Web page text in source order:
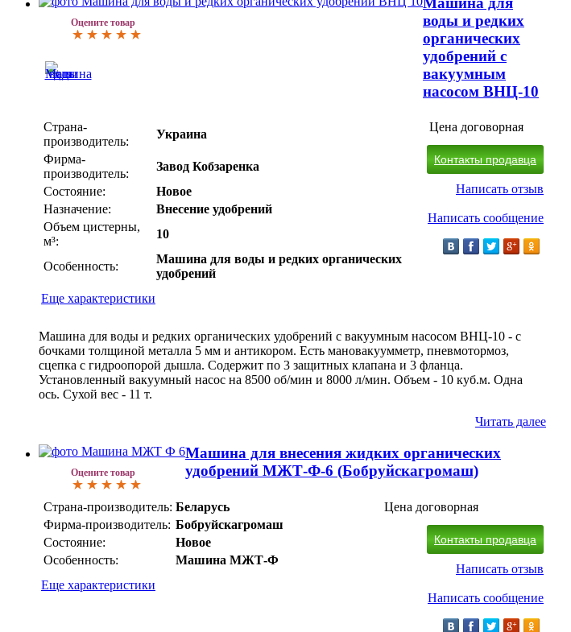
Оцените товар
воды и редких
органических
удобрений с
вакуумным
насосом ВНЦ-10
Страна-
производитель:
Украина
Фирма-
производитель:
Завод Кобзаренка
Состояние:
Новое
Назначение:
Внесение удобрений
Объем цистерны,
м³:
10
Особенность:
Машина для воды и редких органических
удобрений
Еще характеристики
Цена договорная
Контакты продавца
Написать отзыв
Написать сообщение
Машина для воды и редких органических удобрений с вакуумным насосом ВНЦ-10 - с
бочками толщиной металла 5 мм и антикором. Есть мановакуумметр, пневмотормоз,
сцепка с гидроопорой дышла. Содержит по 3 защитных клапана и 3 фланца.
Установленный вакуумный насос на 8500 об/мин и 8000 л/мин. Объем - 10 куб.м. Одна
ось. Сухой вес - 11 т.
Читать далее
Оцените товар
Машина для внесения жидких органических
удобрений МЖТ-Ф-6 (Бобруйскагромаш)
Страна-производитель: Беларусь
Фирма-производитель: Бобруйскагромаш
Состояние:
Новое
Особенность:
Машина МЖТ-Ф
Еще характеристики
Цена договорная
Контакты продавца
Написать отзыв
Написать сообщение